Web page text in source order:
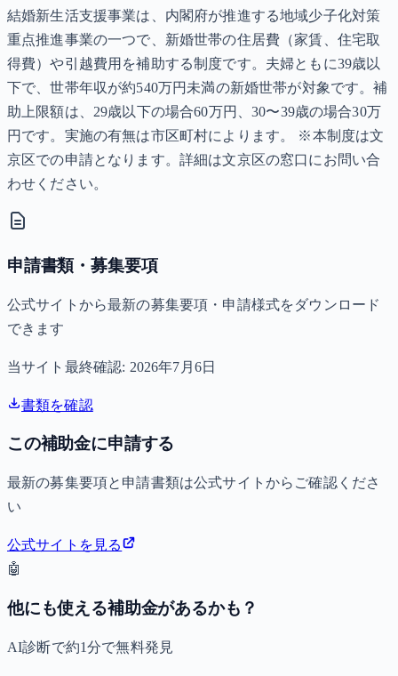
結婚新生活支援事業は、内閣府が推進する地域少子化対策
重点推進事業の一つで、新婚世帯の住居費（家賃、住宅取
得費）や引越費用を補助する制度です。夫婦ともに39歳以
下で、世帯年収が約540万円未満の新婚世帯が対象です。補
助上限額は、29歳以下の場合60万円、30〜39歳の場合30万
円です。実施の有無は市区町村によります。 ※本制度は文
京区での申請となります。詳細は文京区の窓口にお問い合
わせください。
申請書類・募集要項
公式サイトから最新の募集要項・申請様式をダウンロード
できます
当サイト最終確認: 2026年7月6日
書類を確認
この補助金に申請する
最新の募集要項と申請書類は公式サイトからご確認くださ
い
公式サイトを見る
🤖
他にも使える補助金があるかも？
AI診断で約1分で無料発見